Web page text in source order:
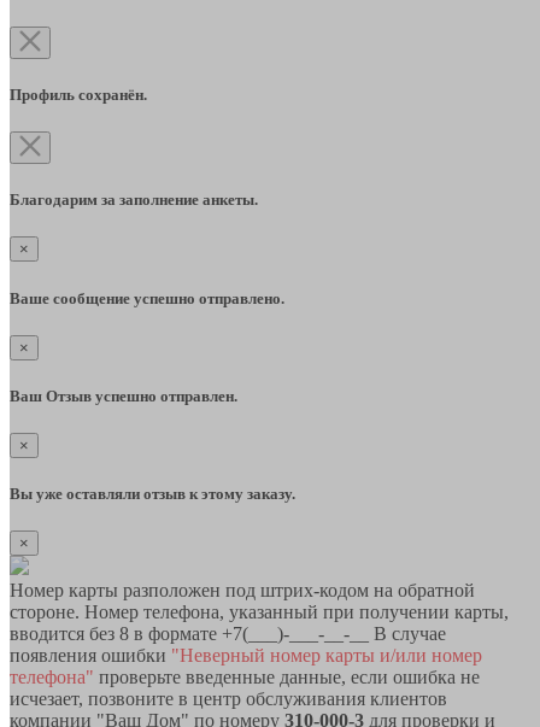
Профиль сохранён.
Благодарим за заполнение анкеты.
×
Ваше сообщение успешно отправлено.
×
Ваш Отзыв успешно отправлен.
×
Вы уже оставляли отзыв к этому заказу.
×
Номер карты разположен под штрих-кодом на обратной
стороне. Номер телефона, указанный при получении карты,
вводится без 8 в формате +7(___)-___-__-__ В случае
появления ошибки "Неверный номер карты и/или номер
телефона" проверьте введенные данные, если ошибка не
исчезает, позвоните в центр обслуживания клиентов
компании "Ваш Дом" по номеру 310-000-3 для проверки и